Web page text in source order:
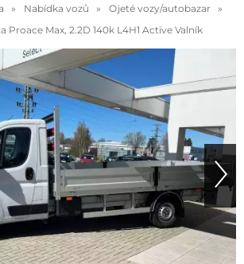
Nabídka vozů
Ojeté vozy/autobazar
Proace Max, 2.2D 140k L4H1 Active Valník